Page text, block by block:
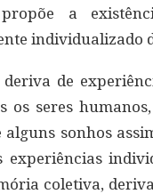
a
individualizado
de
os seres
alguns sonhos
experiências
coletiva,